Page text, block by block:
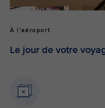
À l’aéroport
Le jour de votre